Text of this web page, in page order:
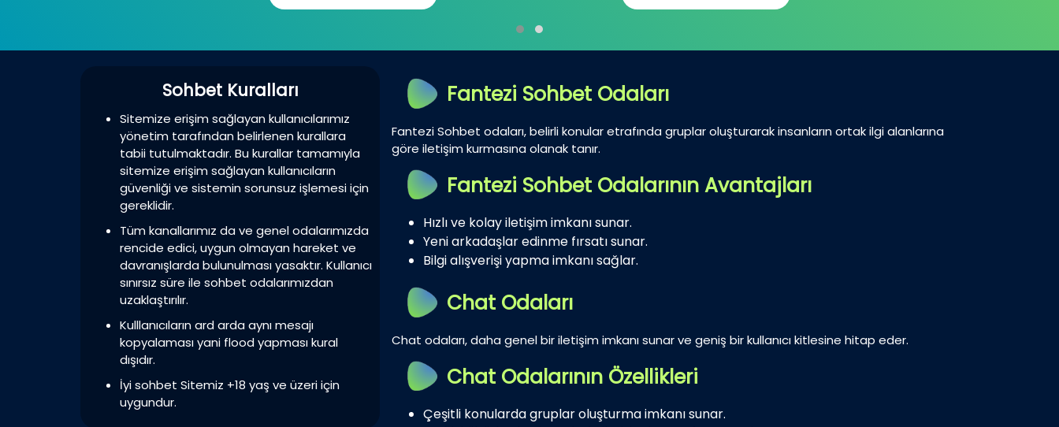
Sohbet Kuralları
Sitemize erişim sağlayan kullanıcılarımız
yönetim tarafından belirlenen kurallara
tabii tutulmaktadır. Bu kurallar tamamıyla
sitemize erişim sağlayan kullanıcıların
güvenliği ve sistemin sorunsuz işlemesi için
gereklidir.
Tüm kanallarımız da ve genel odalarımızda
rencide edici, uygun olmayan hareket ve
davranışlarda bulunulması yasaktır. Kullanıcı
sınırsız süre ile sohbet odalarımızdan
uzaklaştırılır.
Kulllanıcıların ard arda aynı mesajı
kopyalaması yani flood yapması kural
dışıdır.
İyi sohbet Sitemiz +18 yaş ve üzeri için
uygundur.
Fantezi Sohbet Odaları
Fantezi Sohbet odaları, belirli konular etrafında gruplar oluşturarak insanların ortak ilgi alanlarına
göre iletişim kurmasına olanak tanır.
Fantezi Sohbet Odalarının Avantajları
Hızlı ve kolay iletişim imkanı sunar.
Yeni arkadaşlar edinme fırsatı sunar.
Bilgi alışverişi yapma imkanı sağlar.
Chat Odaları
Chat odaları, daha genel bir iletişim imkanı sunar ve geniş bir kullanıcı kitlesine hitap eder.
Chat Odalarının Özellikleri
Çeşitli konularda gruplar oluşturma imkanı sunar.